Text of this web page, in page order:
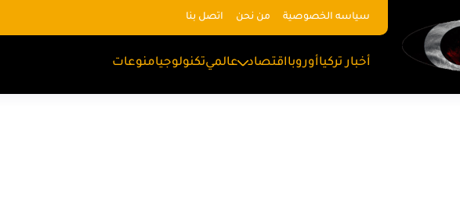
سياسه الخصوصية من نحن اتصل بنا
أخبار تركياأوروبااقتصاد عالميتكنولوجيامنوعات